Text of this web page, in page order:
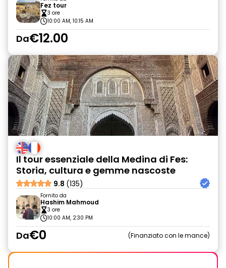
Fez tour
3 ore
10:00 AM, 10:15 AM
Da€12.00
Il tour essenziale della Medina di Fes:
Storia, cultura e gemme nascoste
9.8 (135)
Fornito da
Hashim Mahmoud
3 ore
10:00 AM, 2:30 PM
Da€0 Finanziato con le mance